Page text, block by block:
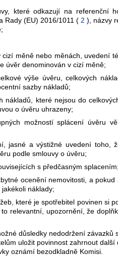
které odkazují na
Rady (EU) 2016/1011 ( 2 ), názvy
cizí měně nebo měnách, uvedení
úvěr denominován v cizí měně;
výše úvěru, celkových
sazby nákladů;
nákladů, které nejsou do
o úvěru uhrazeny;
možností splácení úvěru
jasné a výstižné uvedení toho,
podle smlouvy o úvěru;
s předčasným
ocenění nemovitosti, a
náklady;
které je spotřebitel povinen si
relevantní, upozornění, že
důsledky nedodržení závazků
uložit povinnost zahrnout
oznámí bezodkladně Komisi.